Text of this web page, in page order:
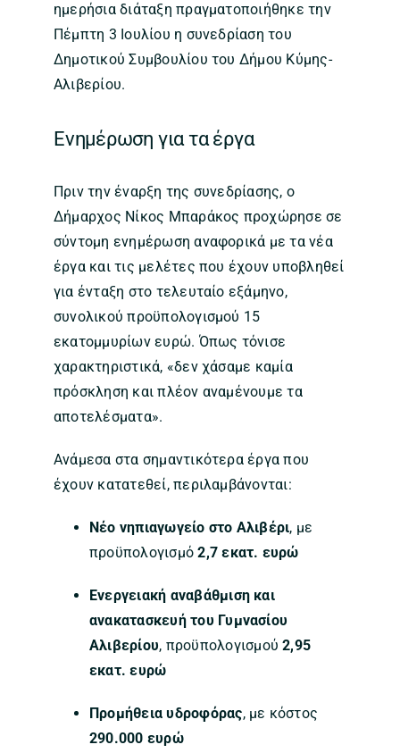
ημερήσια διάταξη πραγματοποιήθηκε την
Πέμπτη 3 Ιουλίου η συνεδρίαση του
Δημοτικού Συμβουλίου του Δήμου Κύμης-
Αλιβερίου.
Ενημέρωση για τα έργα
Πριν την έναρξη της συνεδρίασης, ο
Δήμαρχος Νίκος Μπαράκος προχώρησε σε
σύντομη ενημέρωση αναφορικά με τα νέα
έργα και τις μελέτες που έχουν υποβληθεί
για ένταξη στο τελευταίο εξάμηνο,
συνολικού προϋπολογισμού 15
εκατομμυρίων ευρώ. Όπως τόνισε
χαρακτηριστικά, «δεν χάσαμε καμία
πρόσκληση και πλέον αναμένουμε τα
αποτελέσματα».
Ανάμεσα στα σημαντικότερα έργα που
έχουν κατατεθεί, περιλαμβάνονται:
Νέο νηπιαγωγείο στο Αλιβέρι, με
προϋπολογισμό2,7 εκατ. ευρώ
Ενεργειακή αναβάθμιση και
ανακατασκευή του Γυμνασίου
Αλιβερίου, προϋπολογισμού2,95
εκατ. ευρώ
Προμήθεια υδροφόρας, με κόστος
290.000 ευρώ